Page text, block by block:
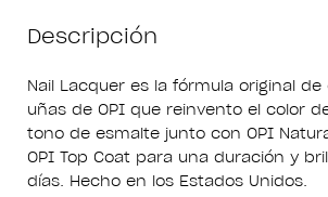
Descripción
Nail Lacquer es la fórmula original
uñas de OPI que reinvento el color
tono de esmalte junto con OPI
OPI Top Coat para una duración y
días. Hecho en los Estados Unidos.